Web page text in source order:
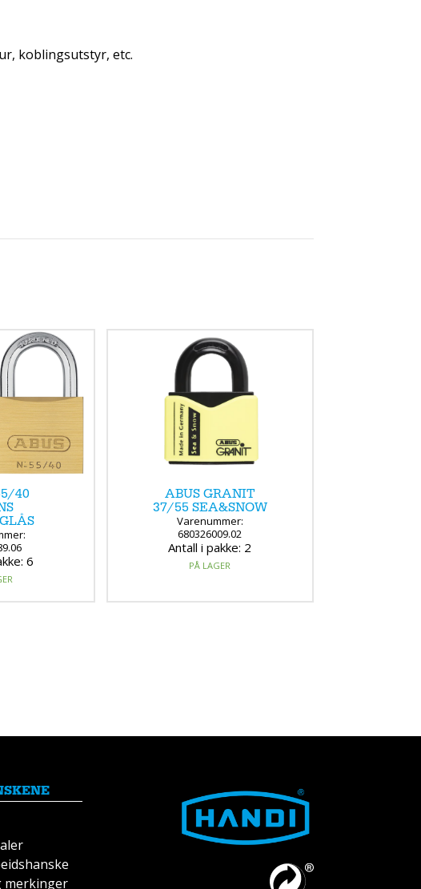
koblingsutstyr, etc.
40
6
ABUS GRANIT
37/55 SEA&SNOW
Varenummer:
680326009.02
Antall i pakke: 2
PÅ LAGER
merkinger